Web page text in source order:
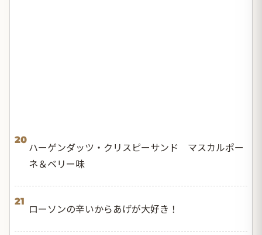
20
ハーゲンダッツ・クリスピーサンド マスカルポー
ネ＆ベリー味
21
ローソンの辛いからあげが大好き！